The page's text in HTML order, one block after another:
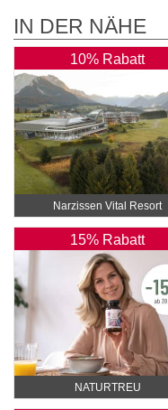
IN DER NÄHE
10% Rabatt
Narzissen Vital Resort
15% Rabatt
NATURTREU